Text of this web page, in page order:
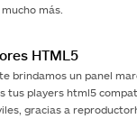
más.
HTML5
te brindamos un panel
tus players html5
gracias a